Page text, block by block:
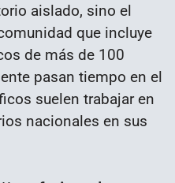
aislado, sino el
que incluye
de más de 100
pasan tiempo en el
suelen trabajar en
nacionales en sus